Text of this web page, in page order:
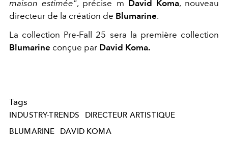
maison estimée", précise m David Koma, nouveau
directeur de la création de Blumarine.
La collection Pre-Fall 25 sera la première collection
Blumarine conçue par David Koma.
Tags
INDUSTRY-TRENDS
DIRECTEUR ARTISTIQUE
BLUMARINE
DAVID KOMA